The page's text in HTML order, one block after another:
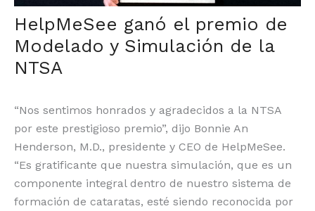
HelpMeSee ganó el premio de
Modelado y Simulación de la
NTSA
“Nos sentimos honrados y agradecidos a la NTSA
por este prestigioso premio”, dijo Bonnie An
Henderson, M.D., presidente y CEO de HelpMeSee.
“Es gratificante que nuestra simulación, que es un
componente integral dentro de nuestro sistema de
formación de cataratas, esté siendo reconocida por